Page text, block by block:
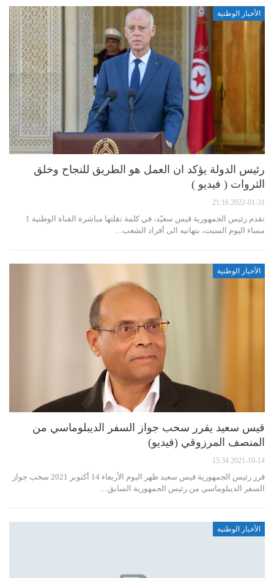
الأخبار الوطنية
رئيس الدولة يؤكد ان العمل هو الطريق للنجاح وخلق
الثروات ( فيديو )
2022-01-31 21:16
تقدم رئيس الجمهورية قيس سعيّد، في كلمة نقلتها مباشرة القناة الوطنية 1
مساء اليوم السبت، بتهانيه الى أفراد الشعب…
الأخبار الوطنية
قيس سعيد يقرر سحب جواز السفر الديبلوماسي من
المنصف المرزوقي (فيديو)
2021-10-14 15:34
قرر رئيس الجمهورية قيس سعيد ظهر اليوم الأربعاء 14 أكتوبر 2021 سحب جواز
السفر الديبلوماسي من رئيس الجمهورية السابق…
الأخبار الوطنية